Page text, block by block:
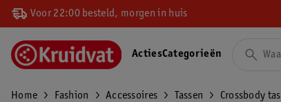
Voor 22:00 besteld, morgen in huis
ActiesCategorieën
Home Fashion Accessoires Tassen Crossbody tas